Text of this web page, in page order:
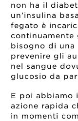
non ha il
un’insulina
fegato è
continuamente
bisogno di una
prevenire gli
nel sangue
glucosio da
E poi abbiamo
azione rapida
in momenti